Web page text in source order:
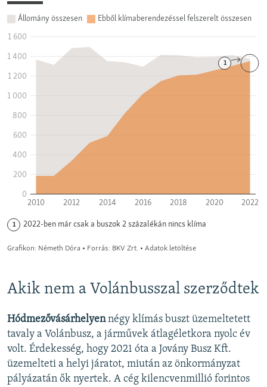
Akik nem a Volánbusszal szerződtek
Hódmezővásárhelyennégy klímás buszt üzemeltetett
tavaly a Volánbusz, a járművek átlagéletkora nyolc év
volt. Érdekesség, hogy 2021 óta a Jovány Busz Kft.
üzemelteti a helyi járatot, miután az önkormányzat
pályázatán ők nyertek. A cég kilencvenmillió forintos